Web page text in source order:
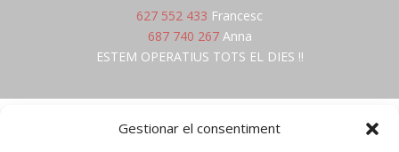
Gestionar el consentiment
627 552 433 Francesc
687 740 267Anna
ESTEM OPERATIUS TOTS EL DIES !!
Avís legal i política de privacitat|Política de cookies